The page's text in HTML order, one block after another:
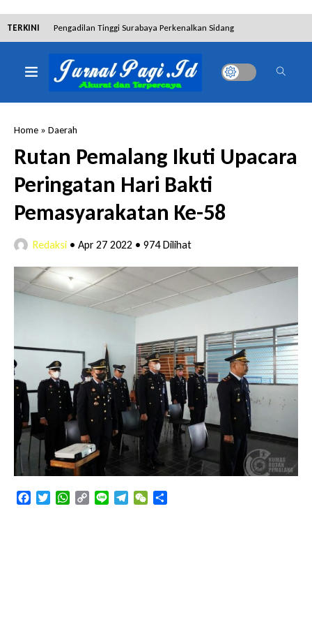
TERKINI Pengadilan Tinggi Surabaya Perkenalkan Sidang
Elektronik dan Sosialisasikan Ketentuan Baru KUHAP
Dibantah Terdakwa Ranto Hensa, Salim Himawan
Terpidana Penipuan 10 Miliar
Lakukan Pencurian dengan Pemberatan,
Muhammad Syifa Dihukum 4 Bulan Penjara
RSUD Bangil Raih Penghargaan Internasional WSO,
Perkuat Layanan Code Stroke Lewat Webinar
Hakim Sebut Saksi Beruntung Tak Terseret Perkara
Angkutan Bawang Bombay Tak Sesuai Dokumen
Home » Daerah
Rutan Pemalang Ikuti Upacara
Peringatan Hari Bakti
Pemasyarakatan Ke-58
Redaksi • Apr 27 2022 • 974 Dilihat
FacebookTwitterWhatsApp
Copy
Line TelegramWeChat